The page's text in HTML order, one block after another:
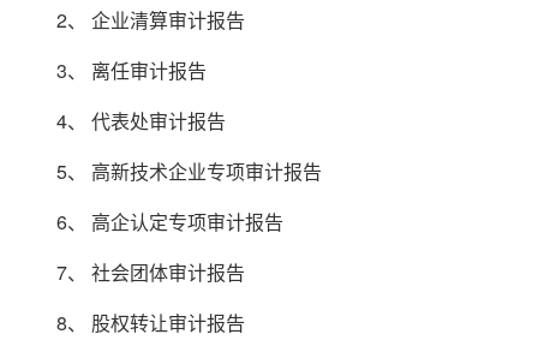
2、 企业清算审计报告
3、 离任审计报告
4、 代表处审计报告
5、 高新技术企业专项审计报告
6、 高企认定专项审计报告
7、 社会团体审计报告
8、 股权转让审计报告